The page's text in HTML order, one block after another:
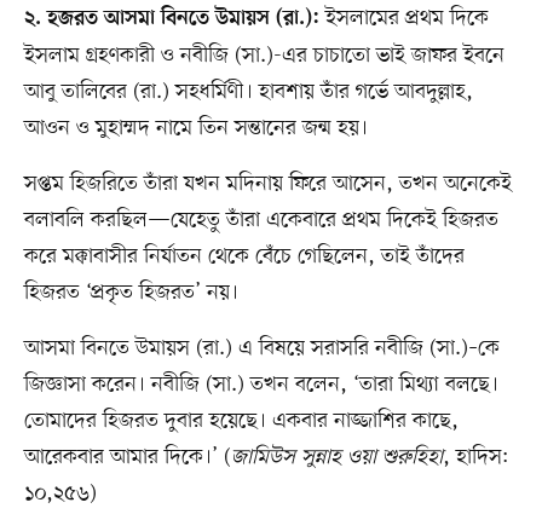
২. হজরত আসমা বিনতে উমায়স (রা.): ইসলামের প্রথম দিকে
ইসলাম গ্রহণকারী ও নবীজি (সা.)-এর চাচাতো ভাই জাফর ইবনে
আবু তালিবের (রা.) সহধর্মিণী। হাবশায় তাঁর গর্ভে আবদুল্লাহ,
আওন ও মুহাম্মদ নামে তিন সন্তানের জন্ম হয়।
সপ্তম হিজরিতে তাঁরা যখন মদিনায় ফিরে আসেন, তখন অনেকেই
বলাবলি করছিল—যেহেতু তাঁরা একেবারে প্রথম দিকেই হিজরত
করে মক্কাবাসীর নির্যাতন থেকে বেঁচে গেছিলেন, তাই তাঁদের
হিজরত ‘প্রকৃত হিজরত’ নয়।
আসমা বিনতে উমায়স (রা.) এ বিষয়ে সরাসরি নবীজি (সা.)–কে
জিজ্ঞাসা করেন। নবীজি (সা.) তখন বলেন, ‘তারা মিথ্যা বলছে।
তোমাদের হিজরত দুবার হয়েছে। একবার নাজ্জাশির কাছে,
আরেকবার আমার দিকে।’ (জামিউস সুন্নাহ ওয়া শুরুহিহা, হাদিস:
১০,২৫৬)